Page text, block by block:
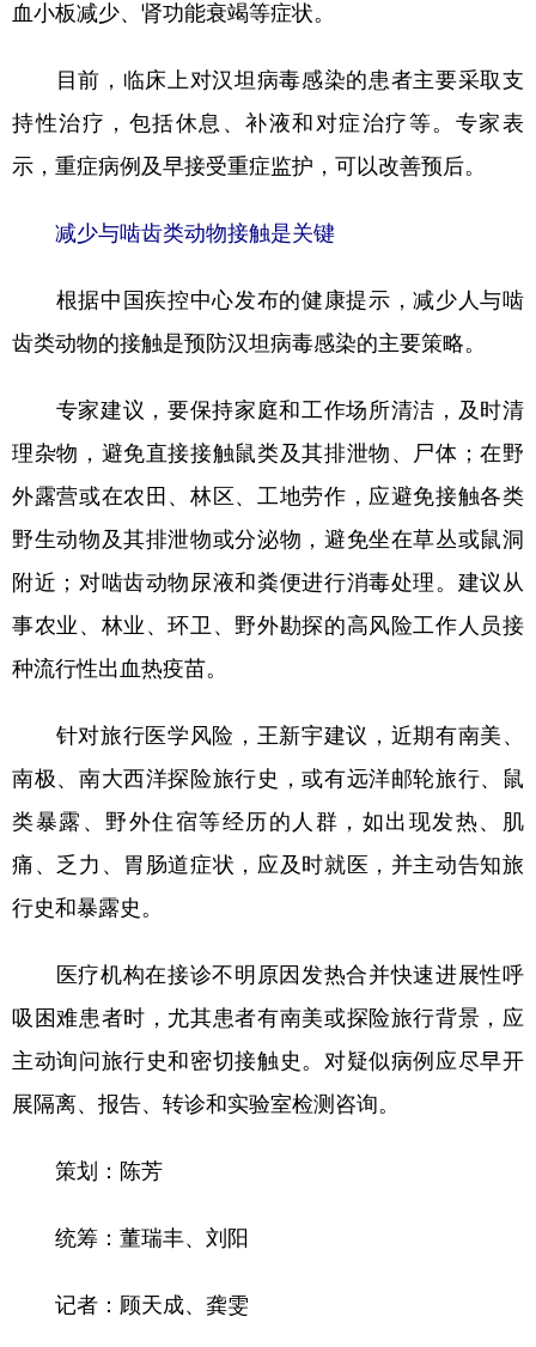
血小板减少、肾功能衰竭等症状。
目前，临床上对汉坦病毒感染的患者主要采取支
持性治疗，包括休息、补液和对症治疗等。专家表
示，重症病例及早接受重症监护，可以改善预后。
减少与啮齿类动物接触是关键
根据中国疾控中心发布的健康提示，减少人与啮
齿类动物的接触是预防汉坦病毒感染的主要策略。
专家建议，要保持家庭和工作场所清洁，及时清
理杂物，避免直接接触鼠类及其排泄物、尸体；在野
外露营或在农田、林区、工地劳作，应避免接触各类
野生动物及其排泄物或分泌物，避免坐在草丛或鼠洞
附近；对啮齿动物尿液和粪便进行消毒处理。建议从
事农业、林业、环卫、野外勘探的高风险工作人员接
种流行性出血热疫苗。
针对旅行医学风险，王新宇建议，近期有南美、
南极、南大西洋探险旅行史，或有远洋邮轮旅行、鼠
类暴露、野外住宿等经历的人群，如出现发热、肌
痛、乏力、胃肠道症状，应及时就医，并主动告知旅
行史和暴露史。
医疗机构在接诊不明原因发热合并快速进展性呼
吸困难患者时，尤其患者有南美或探险旅行背景，应
主动询问旅行史和密切接触史。对疑似病例应尽早开
展隔离、报告、转诊和实验室检测咨询。
策划：陈芳
统筹：董瑞丰、刘阳
记者：顾天成、龚雯